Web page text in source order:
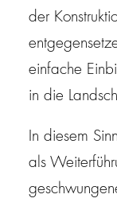
der
einfache
in die
In diesem
als